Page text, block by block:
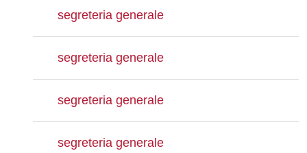
segreteria generale
segreteria generale
segreteria generale
segreteria generale